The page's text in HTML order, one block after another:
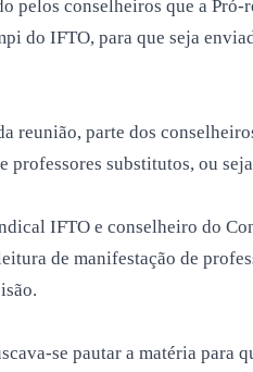
pelos conselheiros que a
do IFTO, para que seja
reunião, parte dos
professores substitutos, ou
IFTO e conselheiro do
de manifestação de
se pautar a matéria para